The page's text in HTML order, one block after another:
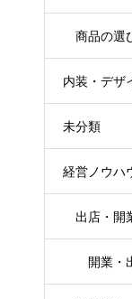
商品の選
内装・デザ
未分類
経営ノウハ
出店・開
開業・